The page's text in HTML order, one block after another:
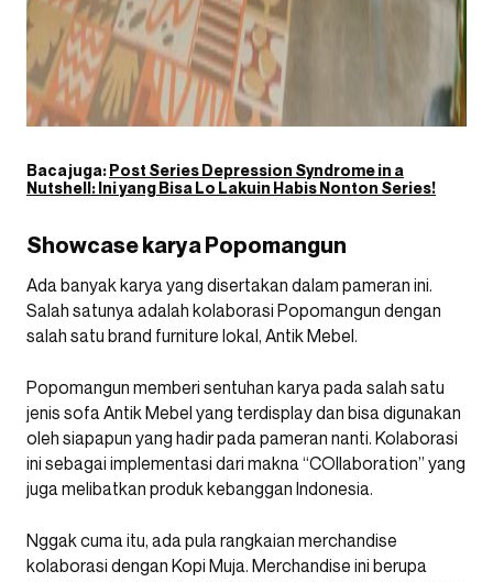
Baca juga:Post Series Depression Syndrome in a
Nutshell: Ini yang Bisa Lo Lakuin Habis Nonton Series!
Showcase karya Popomangun
Ada banyak karya yang disertakan dalam pameran ini.
Salah satunya adalah kolaborasi Popomangun dengan
salah satu brand furniture lokal, Antik Mebel.
Popomangun memberi sentuhan karya pada salah satu
jenis sofa Antik Mebel yang terdisplay dan bisa digunakan
oleh siapapun yang hadir pada pameran nanti. Kolaborasi
ini sebagai implementasi dari makna “COllaboration” yang
juga melibatkan produk kebanggan Indonesia.
Nggak cuma itu, ada pula rangkaian merchandise
kolaborasi dengan Kopi Muja. Merchandise ini berupa